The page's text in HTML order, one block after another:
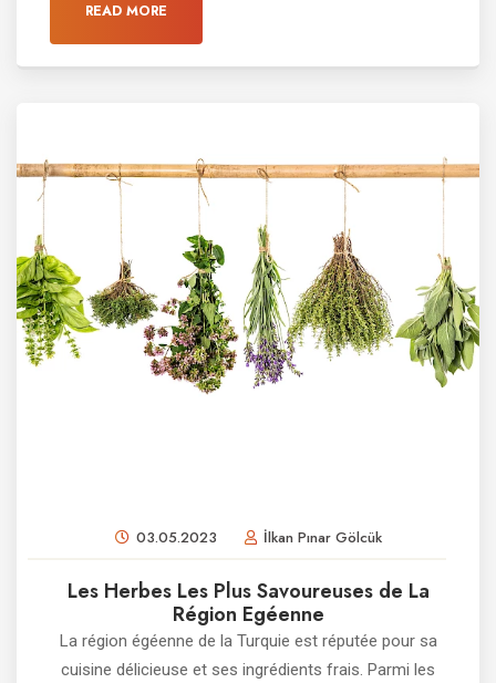
READ MORE
03.05.2023 İlkan Pınar Gölcük
Les Herbes Les Plus Savoureuses de La
Région Egéenne
La région égéenne de la Turquie est réputée pour sa
cuisine délicieuse et ses ingrédients frais. Parmi les